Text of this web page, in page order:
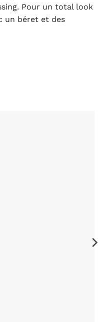
Pour un total look
un béret et des